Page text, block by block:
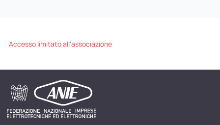
Accesso limitato all'associazione